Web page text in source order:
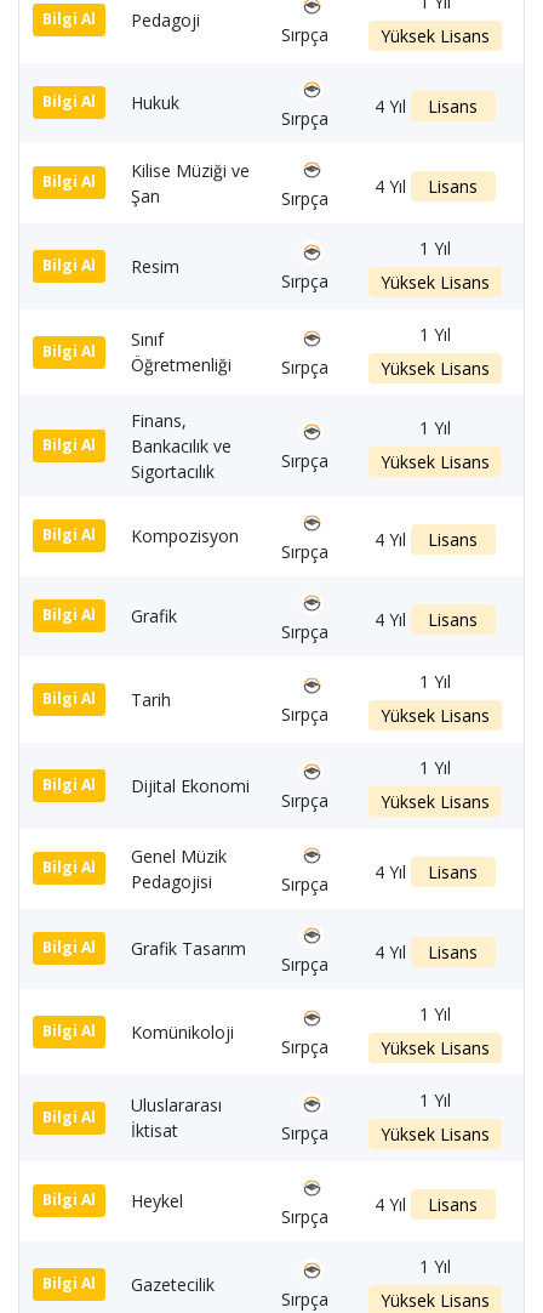
Bilgi Al Pedagoji
Sırpça
Yüksek Lisans
Bilgi Al Hukuk
Sırpça
4 Yıl Lisans
Bilgi Al
Kilise Müziği ve
Şan
Sırpça
4 Yıl Lisans
Bilgi Al Resim
Sırpça
1 Yıl
Yüksek Lisans
Bilgi Al
Sınıf
Öğretmenliği
Sırpça
1 Yıl
Yüksek Lisans
Bilgi Al
Finans,
Bankacılık ve
Sigortacılık
Sırpça
1 Yıl
Yüksek Lisans
Bilgi Al Kompozisyon
Sırpça
4 Yıl Lisans
Bilgi Al Grafik
Sırpça
4 Yıl Lisans
Bilgi Al Tarih
Sırpça
1 Yıl
Yüksek Lisans
Bilgi Al Dijital Ekonomi
Sırpça
1 Yıl
Yüksek Lisans
Bilgi Al
Genel Müzik
Pedagojisi
Sırpça
4 Yıl Lisans
Bilgi Al Grafik Tasarım
Sırpça
4 Yıl Lisans
Bilgi Al Komünikoloji
Sırpça
1 Yıl
Yüksek Lisans
Bilgi Al
Uluslararası
İktisat
Sırpça
1 Yıl
Yüksek Lisans
Bilgi Al Heykel
Sırpça
4 Yıl Lisans
Bilgi Al Gazetecilik
Sırpça
1 Yıl
Yüksek Lisans